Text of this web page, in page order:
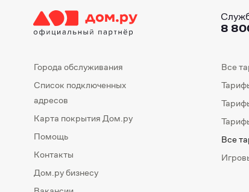
8
Города обслуживания
Список подключенных
адресов
Карта покрытия Дом.ру
Помощь
Контакты
Дом.ру бизнесу
Все
Все